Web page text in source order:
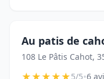
Au patis de
108 Le Pâtis Cahot,
5/5 6